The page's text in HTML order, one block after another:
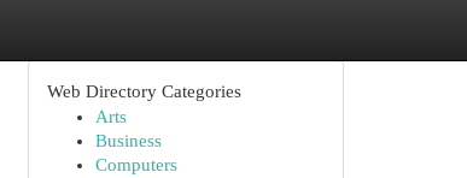
Web Directory Categories
Arts
Business
Computers